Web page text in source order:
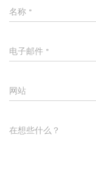
名称 *
电子邮件 *
网站
在想些什么？